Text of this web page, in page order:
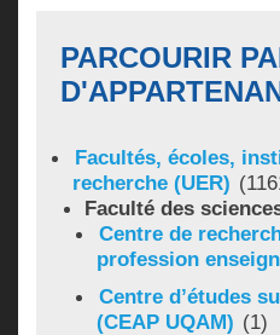
PARCOURIR
Facultés, écoles,
recherche (UER)
Faculté des
Centre de
profession
Centre d’études
(CEAP UQAM) (1)